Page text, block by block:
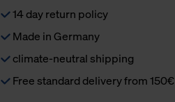
14 day return policy
Made in Germany
climate-neutral shipping
Free standard delivery from 150€